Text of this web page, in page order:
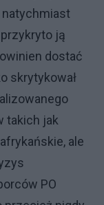
natychmiast
ją
dostać
skrytykował
takich jak
ale
PO